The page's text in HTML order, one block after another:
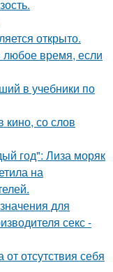
открыто.
любое время, если
в учебники по
со слов
год": Лиза моряк
на
для
секс -
от отсутствия себя